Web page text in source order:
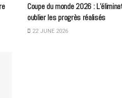
Coupe du monde 2026 :
oublier les progrès réalisés
22 JUNE 2026